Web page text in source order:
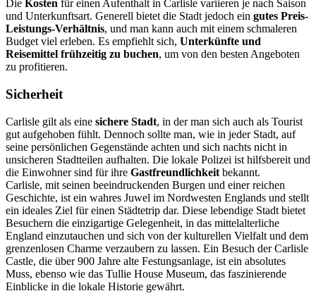
Die Kosten für einen Aufenthalt in Carlisle variieren je nach Saison
und Unterkunftsart. Generell bietet die Stadt jedoch ein gutes Preis-
Leistungs-Verhältnis, und man kann auch mit einem schmaleren
Budget viel erleben. Es empfiehlt sich, Unterkünfte und
Reisemittel frühzeitig zu buchen, um von den besten Angeboten
zu profitieren.
Sicherheit
Carlisle gilt als eine sichere Stadt, in der man sich auch als Tourist
gut aufgehoben fühlt. Dennoch sollte man, wie in jeder Stadt, auf
seine persönlichen Gegenstände achten und sich nachts nicht in
unsicheren Stadtteilen aufhalten. Die lokale Polizei ist hilfsbereit und
die Einwohner sind für ihre Gastfreundlichkeit bekannt.
Carlisle, mit seinen beeindruckenden Burgen und einer reichen
Geschichte, ist ein wahres Juwel im Nordwesten Englands und stellt
ein ideales Ziel für einen Städtetrip dar. Diese lebendige Stadt bietet
Besuchern die einzigartige Gelegenheit, in das mittelalterliche
England einzutauchen und sich von der kulturellen Vielfalt und dem
grenzenlosen Charme verzaubern zu lassen. Ein Besuch der Carlisle
Castle, die über 900 Jahre alte Festungsanlage, ist ein absolutes
Muss, ebenso wie das Tullie House Museum, das faszinierende
Einblicke in die lokale Historie gewährt.